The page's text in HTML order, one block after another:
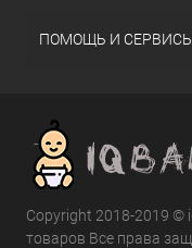
ПОМОЩЬ И
Copyright 2018-2019 ©
товаров Все права